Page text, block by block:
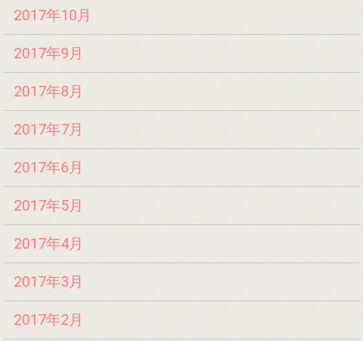
2017年10月
2017年9月
2017年8月
2017年7月
2017年6月
2017年5月
2017年4月
2017年3月
2017年2月